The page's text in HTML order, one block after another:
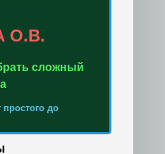
О.В.
сложный
простого до